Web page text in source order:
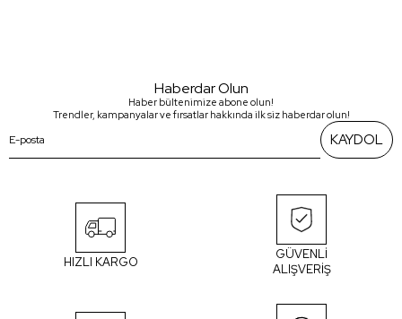
Haberdar Olun
Haber bültenimize abone olun!
Trendler, kampanyalar ve fırsatlar hakkında ilk siz haberdar olun!
KAYDOL
HIZLI KARGO
GÜVENLİ
ALIŞVERİŞ